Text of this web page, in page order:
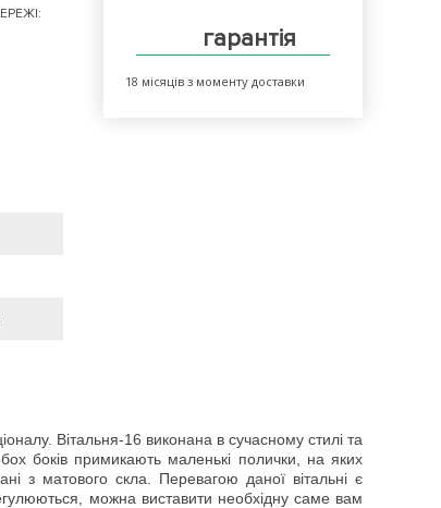
гарантія
18 місяців з моменту доставки
Вітальня-16 виконана в сучасному стилі та
боків примикають маленькі полички, на яких
з матового скла. Перевагою даної вітальні є
можна виставити необхідну саме вам